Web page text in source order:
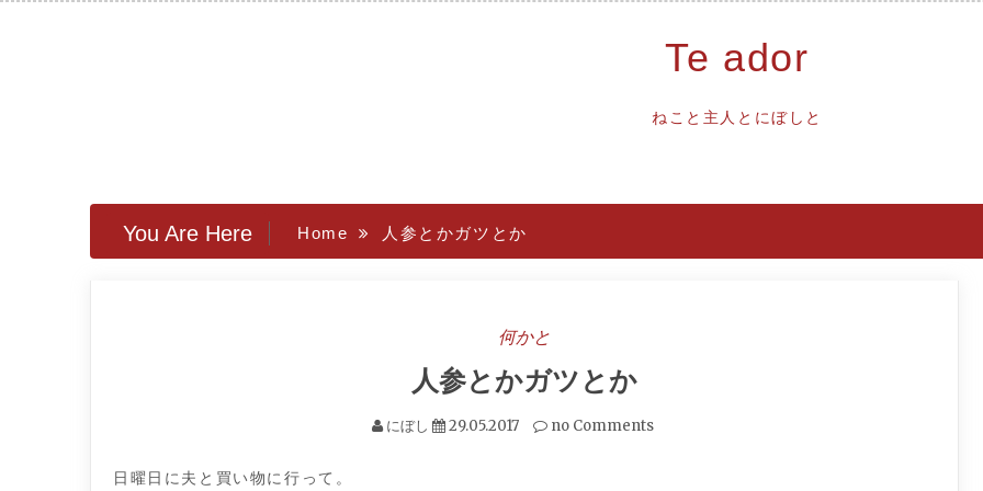
Te ador
ねこと主人とにぼしと
You Are Here Home 人参とかガツとか
何かと
人参とかガツとか
にぼし 29.05.2017 no Comments
日曜日に夫と買い物に行って。